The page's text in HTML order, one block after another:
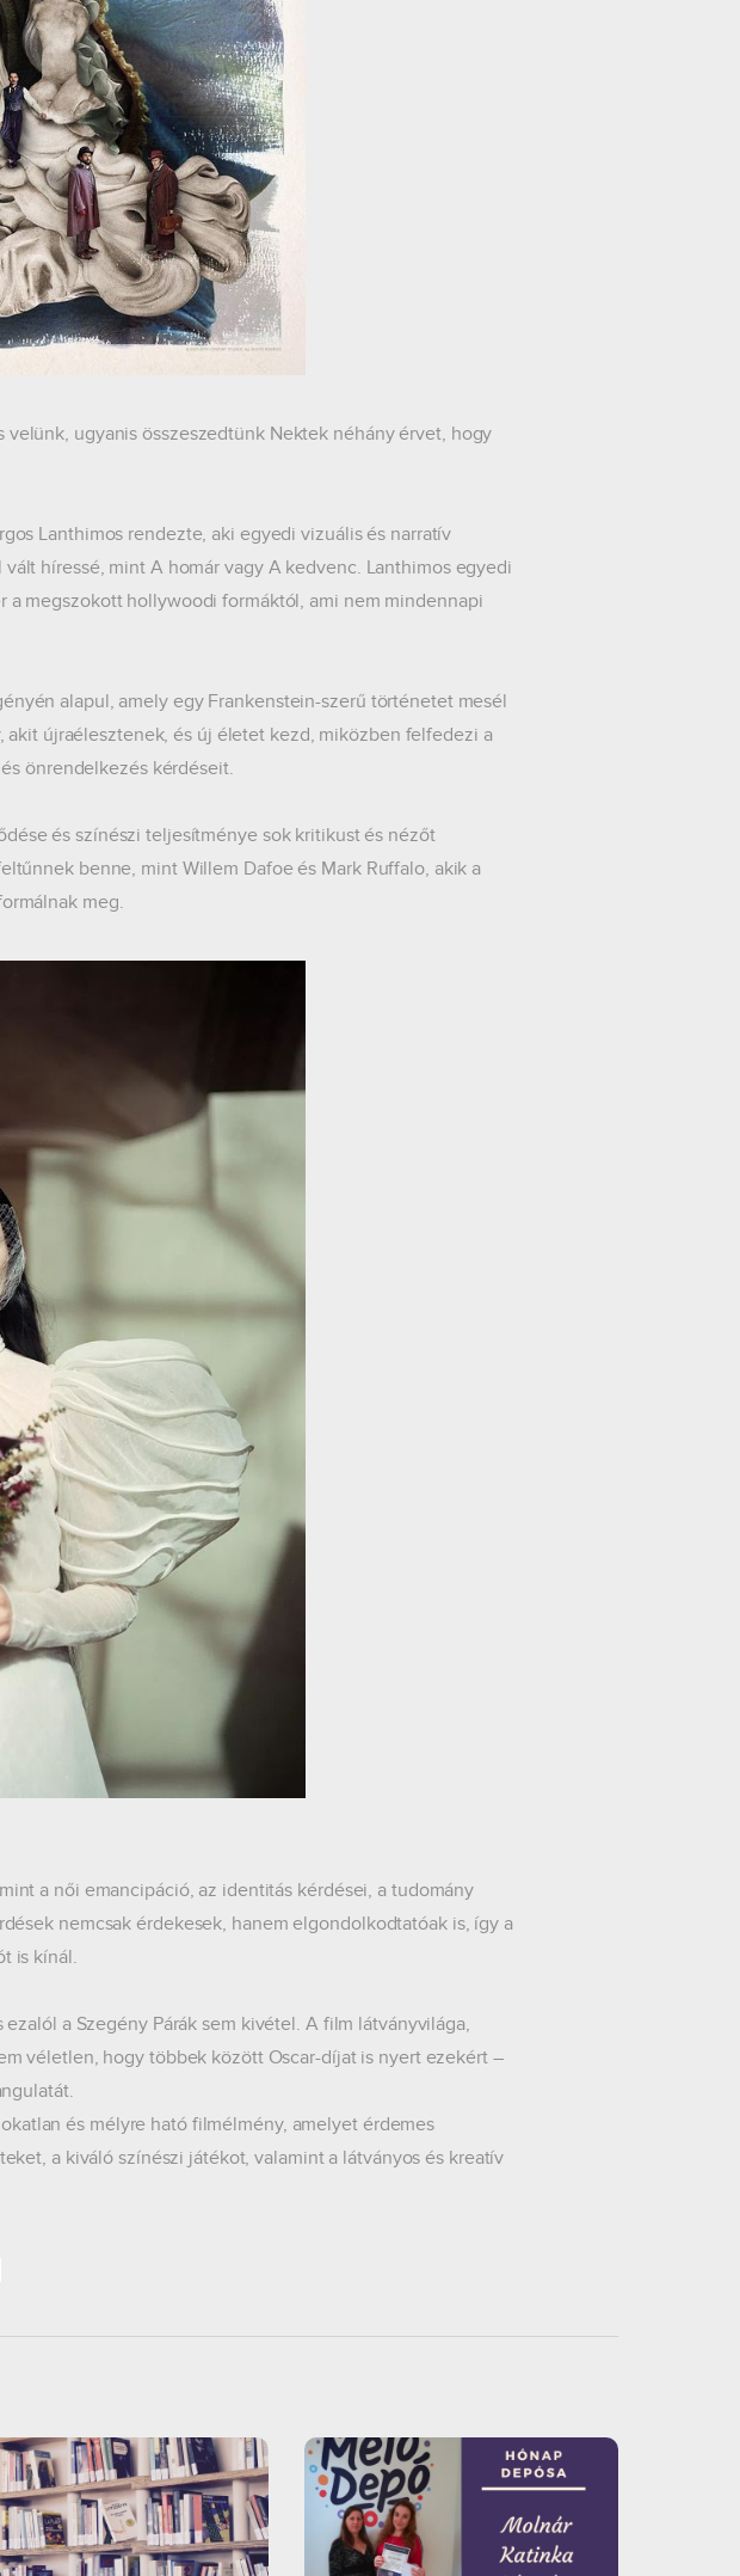
ugyanis összeszedtünk Nektek néhány érvet, hogy
Lanthimos rendezte, aki egyedi vizuális és narratív
híressé, mint A homár vagy A kedvenc. Lanthimos egyedi
megszokott hollywoodi formáktól, ami nem mindennapi
alapul, amely egy Frankenstein-szerű történetet mesél
újraélesztenek, és új életet kezd, miközben felfedezi a
önrendelkezés kérdéseit.
és színészi teljesítménye sok kritikust és nézőt
benne, mint Willem Dafoe és Mark Ruffalo, akik a
meg.
a női emancipáció, az identitás kérdései, a tudomány
nemcsak érdekesek, hanem elgondolkodtatóak is, így a
is kínál.
a Szegény Párák sem kivétel. A film látványvilága,
véletlen, hogy többek között Oscar-díjat is nyert ezekért –
és mélyre ható filmélmény, amelyet érdemes
a kiváló színészi játékot, valamint a látványos és kreatív